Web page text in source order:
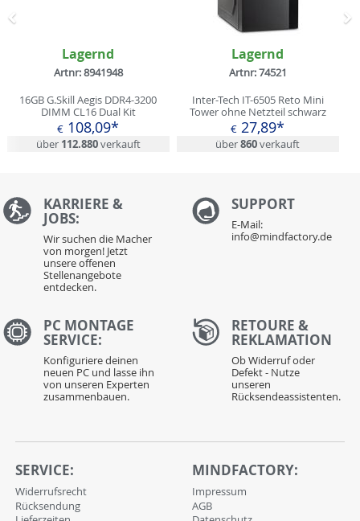
Lagernd
Artnr: 8941948
16GB G.Skill Aegis DDR4-3200
DIMM CL16 Dual Kit
€ 108,09*
über 112.880verkauft
Lagernd
Artnr: 74521
Inter-Tech IT-6505 Reto Mini
Tower ohne Netzteil schwarz
€ 27,89*
über860verkauft
Zurück
KARRIERE &
JOBS:
Wir suchen die Macher
von morgen! Jetzt
unsere offenen
Stellenangebote
entdecken.
SUPPORT
E-Mail:
info@mindfactory.de
PC MONTAGE
SERVICE:
Konfiguriere deinen
neuen PC und lasse ihn
von unseren Experten
zusammenbauen.
RETOURE &
REKLAMATION
Ob Widerruf oder
Defekt - Nutze
unseren
Rücksendeassistenten.
SERVICE:
Widerrufsrecht
Rücksendung
MINDFACTORY:
Impressum
AGB